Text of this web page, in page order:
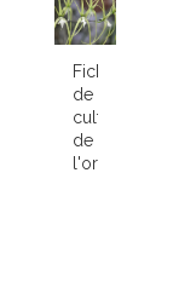
Fiche
de
culture
de
l'orchidée...